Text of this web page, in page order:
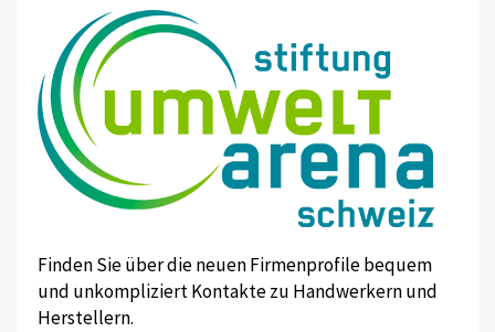
Finden Sie über die neuen Firmenprofile bequem
und unkompliziert Kontakte zu Handwerkern und
Herstellern.